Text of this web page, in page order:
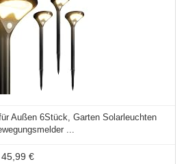
Außen 6Stück, Garten Solarleuchten
...
45,99 €